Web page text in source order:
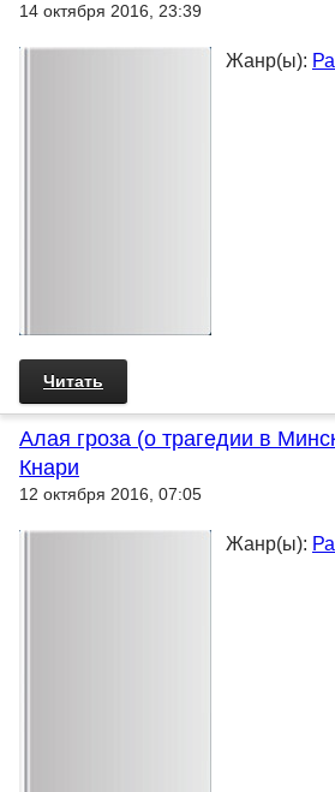
14 октября 2016, 23:39
Жанр(ы):
Читать
Алая гpоза (о трагедии в
Кнари
12 октября 2016, 07:05
Жанр(ы):